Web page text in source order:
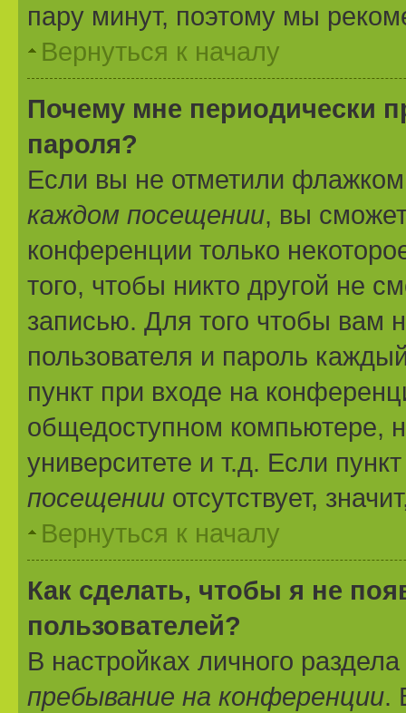
пару минут, поэтому мы
Вернуться к началу
Почему мне периодически
пароля?
Если вы не отметили
каждом посещении, вы
конференции только
того, чтобы никто другой не
записью. Для того чтобы вам
пользователя и пароль
пункт при входе на
общедоступном компьютере,
университете и т.д. Если
посещении отсутствует,
Вернуться к началу
Как сделать, чтобы я не
пользователей?
В настройках личного
пребывание на конференции.